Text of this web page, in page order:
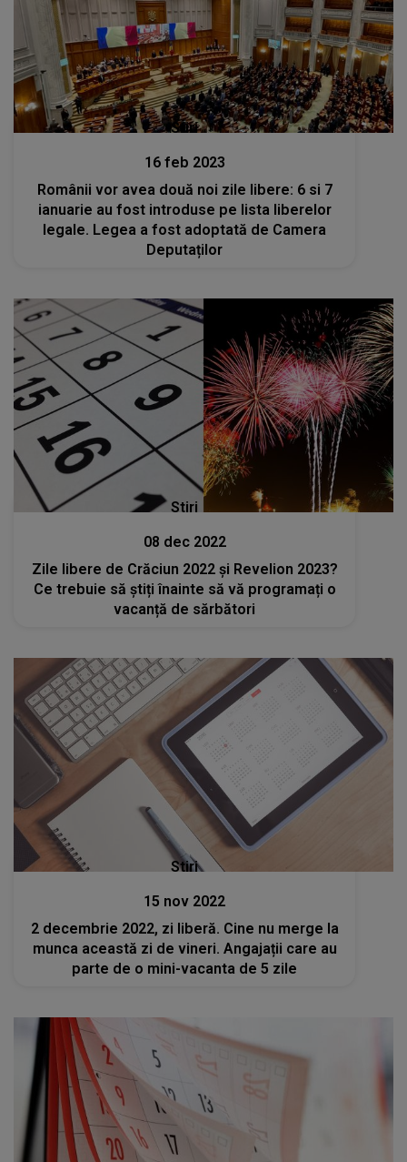
Stiri
16 feb 2023
Românii vor avea două noi zile libere: 6 si 7
ianuarie au fost introduse pe lista liberelor
legale. Legea a fost adoptată de Camera
Deputaților
Stiri
08 dec 2022
Zile libere de Crăciun 2022 și Revelion 2023?
Ce trebuie să știți înainte să vă programați o
vacanță de sărbători
Stiri
15 nov 2022
2 decembrie 2022, zi liberă. Cine nu merge la
munca această zi de vineri. Angajații care au
parte de o mini-vacanta de 5 zile